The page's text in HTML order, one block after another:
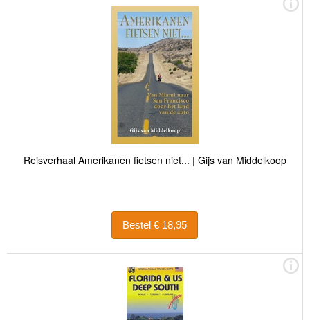
Reisverhaal Amerikanen fietsen niet... | Gijs van Middelkoop
Bestel € 18,95